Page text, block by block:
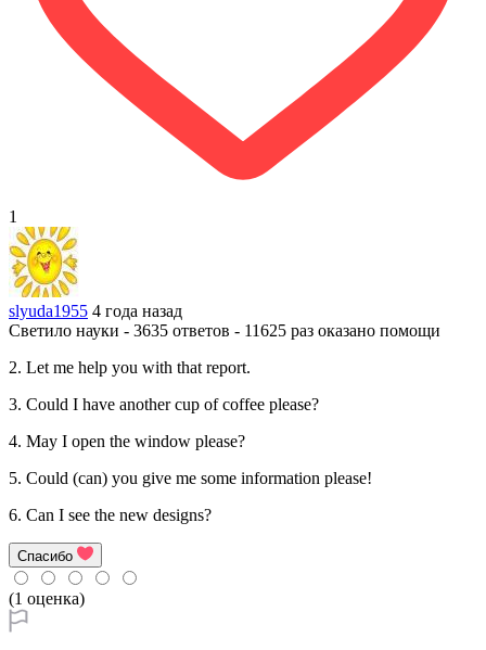
1
slyuda1955 4 года назад
Светило науки - 3635 ответов - 11625 раз оказано помощи
2. Let me help you with that report.
3. Could I have another cup of coffee please?
4. May I open the window please?
5. Could (can) you give me some information please!
6. Can I see the new designs?
Спасибо
(1 оценка)